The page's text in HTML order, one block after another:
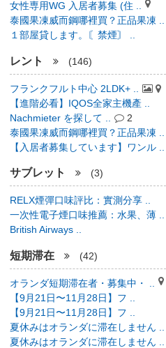
女性専用WG 入居者募集 (住 ..
泰國果凍威而鋼哪裡買？正品果凍 ..
１部屋貸します。〘禁煙〙 ..
レント (146)
フランクフルト中心 2LDK+ ..
【進階必看】IQOS全家主機產 ..
Nachmieter を探して .. 2
泰國果凍威而鋼哪裡買？正品果凍 ..
【入居者募集しています】ワンル ..
サブレット (3)
RELX煙彈口味評比：實測分享 ..
一次性電子煙口味推薦：水果、薄 ..
British Airways ..
短期滞在 (42)
オランダ短期滞在者・募集中・ ..
【9月21日〜11月28日】フ ..
【9月21日〜11月28日】フ ..
夏休みはオランダに滞在しません ..
夏休みはオランダに滞在しません ..